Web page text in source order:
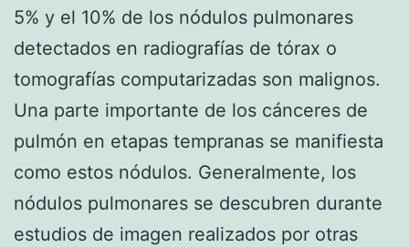
5% y el 10% de los nódulos pulmonares
detectados en radiografías de tórax o
tomografías computarizadas son malignos.
Una parte importante de los cánceres de
pulmón en etapas tempranas se manifiesta
como estos nódulos. Generalmente, los
nódulos pulmonares se descubren durante
estudios de imagen realizados por otras